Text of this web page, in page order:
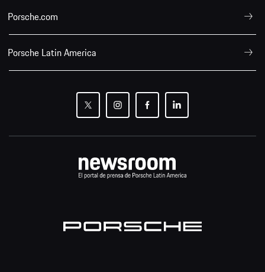
Porsche.com
Porsche Latin America